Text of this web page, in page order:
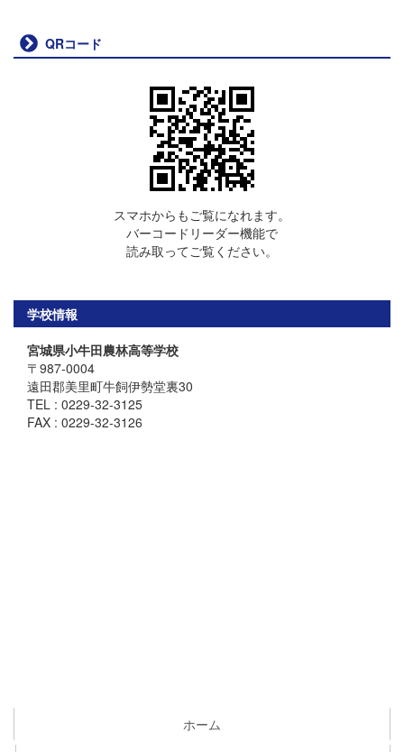
QRコード
スマホからもご覧になれます。
バーコードリーダー機能で
読み取ってご覧ください。
学校情報
宮城県小牛田農林高等学校
〒987-0004
遠田郡美里町牛飼伊勢堂裏30
TEL : 0229-32-3125
FAX : 0229-32-3126
ホーム